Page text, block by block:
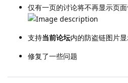
仅有一页的讨论将不再显示页
支持当前论坛内的防盗链图片
修复了一些问题